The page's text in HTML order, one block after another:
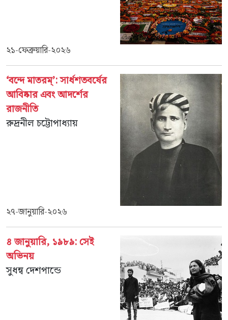
২১-ফেব্রুয়ারি-২০২৬
‘বন্দে মাতরম্’‌: সার্ধশতবর্ষের
আবিষ্কার এবং আদর্শের
রাজনীতি
রুদ্রনীল চট্টোপাধ্যায়
২৭-জানুয়ারি-২০২৬
৪ জানুয়ারি, ১৯৮৯: সেই
অভিনয়
সুধন্ব দেশপান্ডে